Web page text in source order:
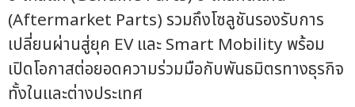
(Aftermarket Parts) รวมถึงโซลูชันรองรับการ
เปลี่ยนผ่านสู่ยุค EV และ Smart Mobility พร้อม
เปิดโอกาสต่อยอดความร่วมมือกับพันธมิตรทางธุรกิจ
ทั้งในและต่างประเทศ